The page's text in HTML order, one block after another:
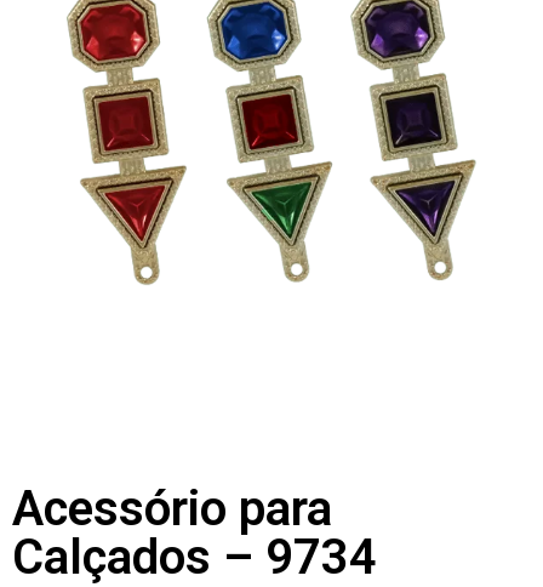
Acessório para
Calçados – 9734